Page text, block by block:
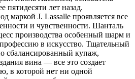
пятидесяти лет назад.
маркой J. Lassalle проявляется все
и чувственности. Шанталь
производства особенный шарм и
в искусство. Тщательный
сбалансированный купаж,
вина — все это создает
в которой нет ни одной